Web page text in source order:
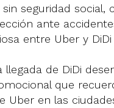
seguridad social,
ante
entre Uber y DiDi
llegada de DiDi
que
Uber en las